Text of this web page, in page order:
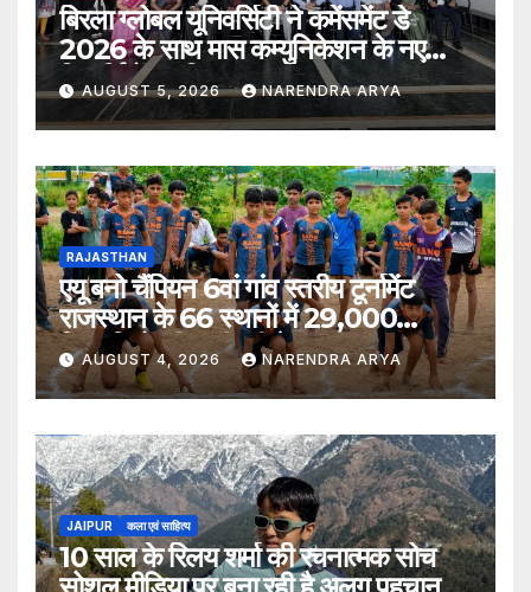
बिरला ग्लोबल यूनिवर्सिटी ने कमेंसमेंट डे
2026 के साथ मास कम्युनिकेशन के नए
विद्यार्थियों का किया स्वागत
AUGUST 5, 2026 NARENDRA ARYA
RAJASTHAN
एयू बनो चैंपियन 6वां गांव स्तरीय टूर्नामेंट
राजस्थान के 66 स्थानों में 29,000
खिलाड़ियों की भागीदारी के साथ संपन्न हुआ
AUGUST 4, 2026 NARENDRA ARYA
JAIPUR कला एवं साहित्य
10 साल के रिलय शर्मा की रचनात्मक सोच